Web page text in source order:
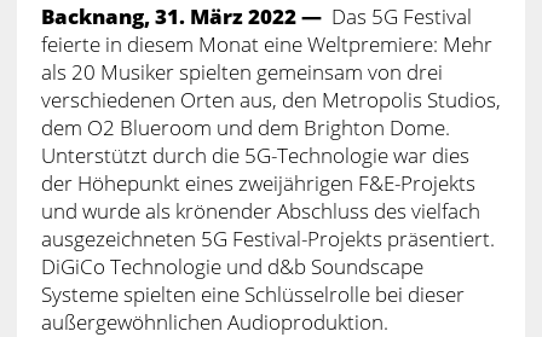
Backnang, 31. März 2022 — Das 5G Festival
feierte in diesem Monat eine Weltpremiere: Mehr
als 20 Musiker spielten gemeinsam von drei
verschiedenen Orten aus, den Metropolis Studios,
dem O2 Blueroom und dem Brighton Dome.
Unterstützt durch die 5G-Technologie war dies
der Höhepunkt eines zweijährigen F&E-Projekts
und wurde als krönender Abschluss des vielfach
ausgezeichneten 5G Festival-Projekts präsentiert.
DiGiCo Technologie und d&b Soundscape
Systeme spielten eine Schlüsselrolle bei dieser
außergewöhnlichen Audioproduktion.